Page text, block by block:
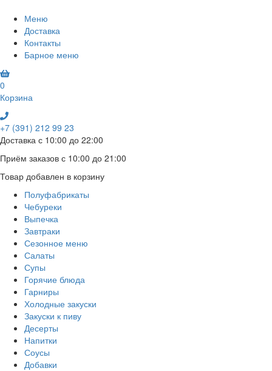
Меню
Доставка
Контакты
Барное меню
0
Корзина
+7 (391) 212 99 23
Доставка с 10:00 до 22:00
Приём заказов с 10:00 до 21:00
Товар добавлен в корзину
Полуфабрикаты
Чебуреки
Выпечка
Завтраки
Сезонное меню
Салаты
Супы
Горячие блюда
Гарниры
Холодные закуски
Закуски к пиву
Десерты
Напитки
Соусы
Добавки